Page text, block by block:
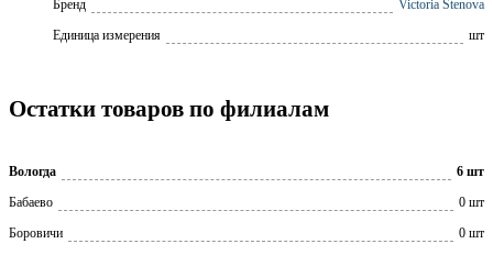
Бренд
Victoria Stenova
Единица измерения
шт
Остатки товаров по филиалам
Вологда
6 шт
Бабаево
0 шт
Боровичи
0 шт